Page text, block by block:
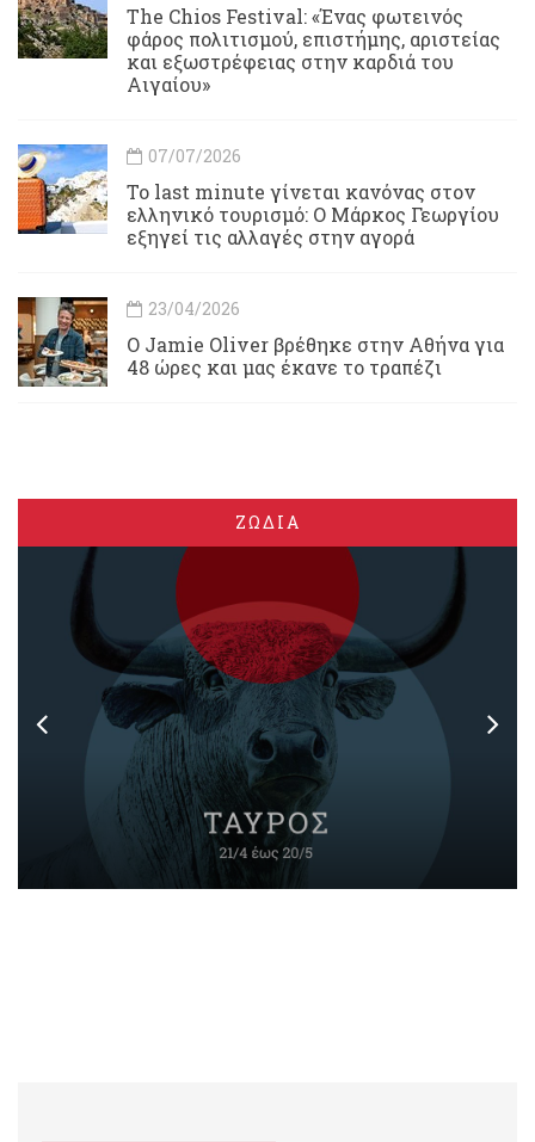
Τhe Chios Festival: «Ένας φωτεινός
φάρος πολιτισμού, επιστήμης, αριστείας
και εξωστρέφειας στην καρδιά του
Αιγαίου»
07/07/2026
Το last minute γίνεται κανόνας στον
ελληνικό τουρισμό: Ο Μάρκος Γεωργίου
εξηγεί τις αλλαγές στην αγορά
23/04/2026
Ο Jamie Oliver βρέθηκε στην Αθήνα για
48 ώρες και μας έκανε το τραπέζι
ΖΩΔΙΑ